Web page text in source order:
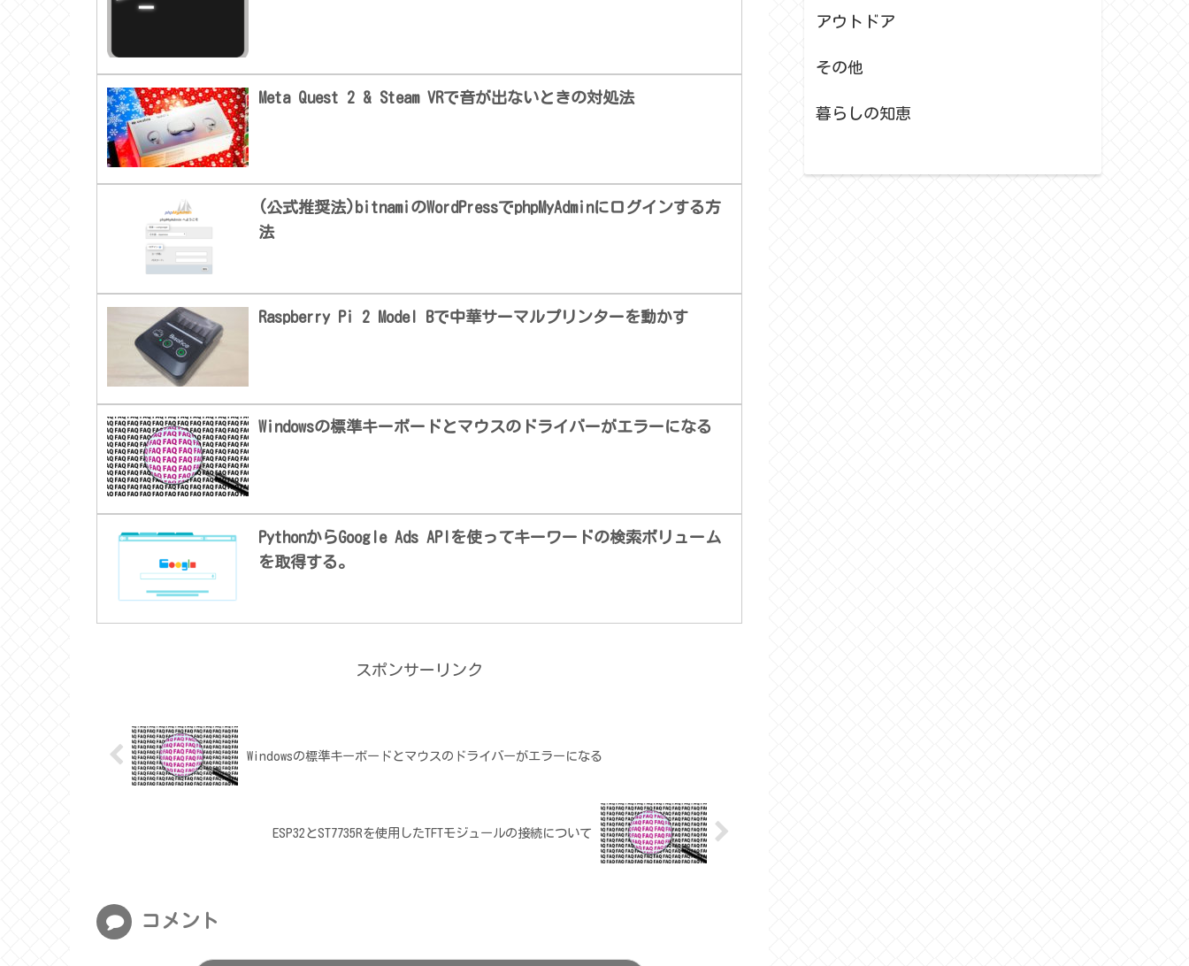
Meta Quest 2 & Steam VRで音が出ないときの対処法
(公式推奨法)bitnamiのWordPressでphpMyAdminにログインする方
法
Raspberry Pi 2 Model Bで中華サーマルプリンターを動かす
Windowsの標準キーボードとマウスのドライバーがエラーになる
PythonからGoogle Ads APIを使ってキーワードの検索ボリューム
を取得する。
スポンサーリンク
Windowsの標準キーボードとマウスのドライバーがエラーになる
ESP32とST7735Rを使用したTFTモジュールの接続について
コメント
アウトドア
その他
暮らしの知恵